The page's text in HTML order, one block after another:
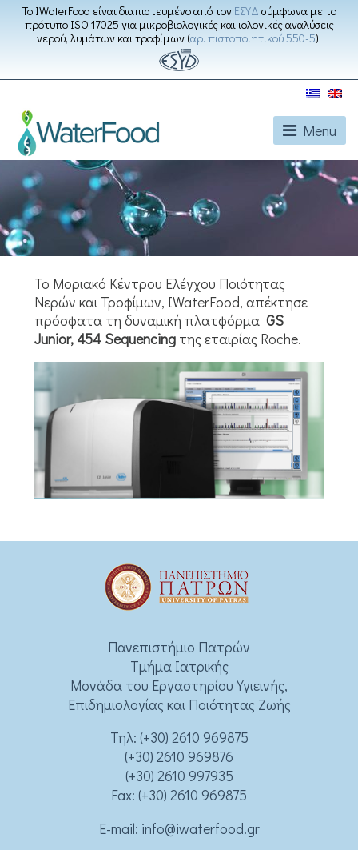
Το IWaterFood είναι διαπιστευμένο από τον ΕΣΥΔ σύμφωνα με το
πρότυπο ISO 17025 για μικροβιολογικές και ιολογικές αναλύσεις
νερού, λυμάτων και τροφίμων (αρ. πιστοποιητικού 550-5).
Menu
Το Μοριακό Κέντρου Ελέγχου Ποιότητας
Νερών και Τροφίμων, IWaterFood, απέκτησε
πρόσφατα τη δυναμική πλατφόρμα GS
Junior, 454 Sequencing της εταιρίας Roche.
Πανεπιστήμιο Πατρών
Τμήμα Ιατρικής
Μονάδα του Εργαστηρίου Υγιεινής,
Επιδημιολογίας και Ποιότητας Ζωής
Τηλ: (+30) 2610 969875
(+30) 2610 969876
(+30) 2610 997935
Fax: (+30) 2610 969875
Ε-mail: info@iwaterfood.gr